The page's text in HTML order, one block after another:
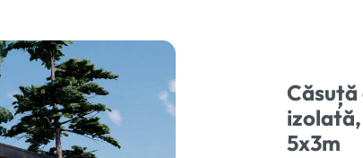
Căsuță
izolată,
5x3m